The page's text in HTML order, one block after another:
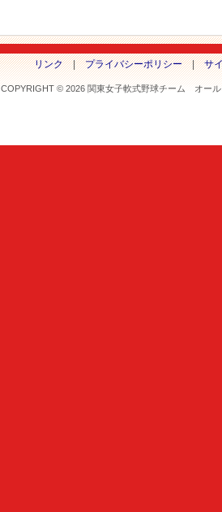
リンク|プライバシーポリシー|サ
COPYRIGHT © 2026 関東女子軟式野球チーム オー